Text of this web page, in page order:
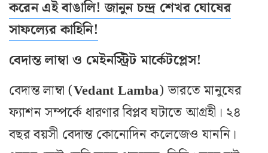
করেন এই বাঙালি! জানুন চন্দ্র শেখর ঘোষের
সাফল্যের কাহিনি!
বেদান্ত লাম্বা ও মেইনস্ট্রিট মার্কেটপ্লেস!
বেদান্ত লাম্বা (VedantLamba) ভারতে মানুষের
ফ্যাশন সম্পর্কে ধারণার বিপ্লব ঘটাতে আগ্রহী। ২৪
বছর বয়সী বেদান্ত কোনোদিন কলেজেও যাননি।